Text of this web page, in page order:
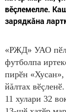
вӗçлемелле.
зарядкăна
«РЖД» УАО
футболпа
пирӗн «Хусан»,
йăлтах
11 хулари 32